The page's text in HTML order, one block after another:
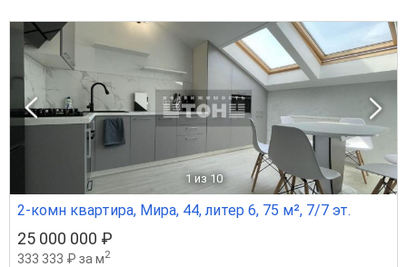
1 из 10
2-комн квартира, Мира, 44, литер 6, 75 м², 7/7 эт.
25 000 000 ₽
333 333 ₽ за м2